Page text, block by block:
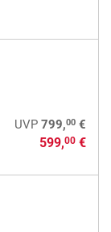
UVP 799,00€
599,00€